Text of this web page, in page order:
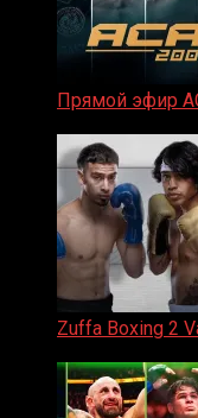
Прямой эфир
Zuffa Boxing 2